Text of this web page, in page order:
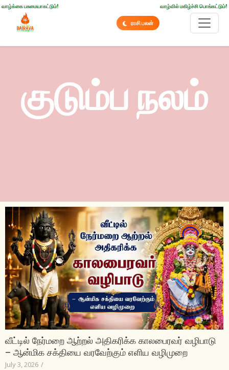
வாழ்க்கை பசுமையாகட்டும்! வாழ்வில் மகிழ்ச்சி பொங்கட்டும்!
ராசி பலன்
குடும்ப நலம்
வீட்டில் நேர்மறை ஆற்றல் அதிகரிக்க காலபைரவர் வழிபாடு
– ஆன்மிக சக்தியை வரவேற்கும் எளிய வழிமுறை
July 3, 2026 /